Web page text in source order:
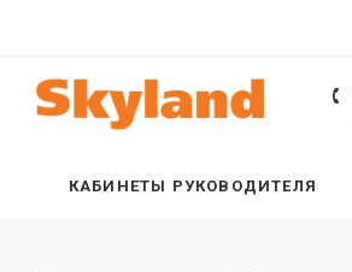
КАБИНЕТЫ РУКОВОДИТЕЛЯ